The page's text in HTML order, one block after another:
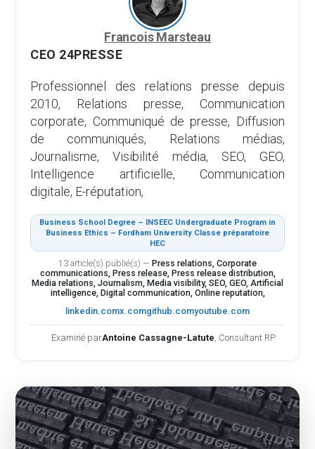
Francois Marsteau
CEO 24PRESSE
Professionnel des relations presse depuis
2010, Relations presse, Communication
corporate, Communiqué de presse, Diffusion
de communiqués, Relations médias,
Journalisme, Visibilité média, SEO, GEO,
Intelligence artificielle, Communication
digitale, E-réputation,
Business School Degree – INSEEC Undergraduate Program in
Business Ethics – Fordham University Classe préparatoire
HEC
13 article(s) publié(s) — Press relations, Corporate
communications, Press release, Press release distribution,
Media relations, Journalism, Media visibility, SEO, GEO, Artificial
intelligence, Digital communication, Online reputation,
linkedin.comx.comgithub.comyoutube.com
Examiné parAntoine Cassagne-Latute, Consultant RP